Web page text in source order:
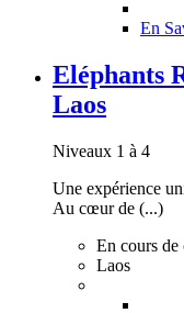
En
Eléphants
Laos
Niveaux 1 à 4
Une expérience
Au cœur de (...)
En cours de
Laos